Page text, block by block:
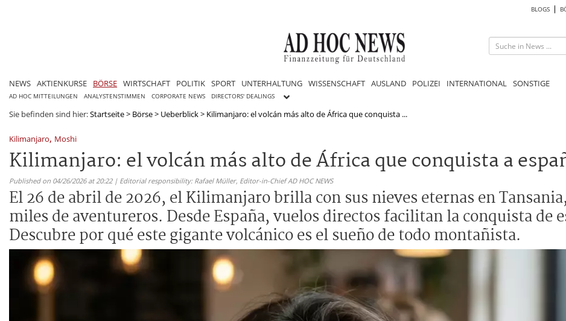
BLOGS
NEWS AKTIENKURSE BÖRSE WIRTSCHAFT POLITIK SPORT UNTERHALTUNG WISSENSCHAFT AUSLAND POLIZEI INTERNATIONAL SONSTIGE
AD HOC MITTEILUNGEN ANALYSTENSTIMMEN CORPORATE NEWS DIRECTORS' DEALINGS
Sie befinden sind hier:Startseite> Börse> Ueberblick> Kilimanjaro: el volcán más alto de África que conquista ...
Kilimanjaro, Moshi
Kilimanjaro: el volcán más alto de África que conquista a
Published on 04/26/2026 at 20:22 | Editorial responsibility: Rafael Müller, Editor-in-Chief AD HOC NEWS
El 26 de abril de 2026, el Kilimanjaro brilla con sus nieves eternas en
miles de aventureros. Desde España, vuelos directos facilitan la conquista de
Descubre por qué este gigante volcánico es el sueño de todo montañista.